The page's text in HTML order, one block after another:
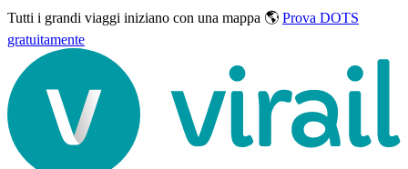
Tutti i grandi viaggi iniziano con una mappa 🌎 Prova DOTS
gratuitamente